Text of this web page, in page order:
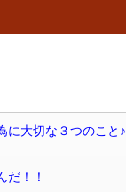
に大切な３つのこと♪
だ！！